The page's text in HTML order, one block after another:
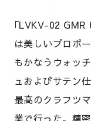
｢LVKV-02 GMR
は美しいプロポ
もかなうウォッ
ュおよびサテン
最高のクラフツ
業で行った。精